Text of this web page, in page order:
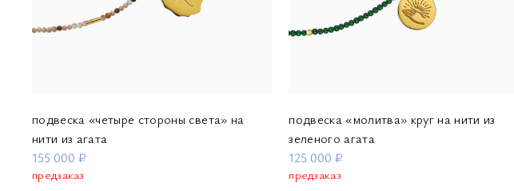
подвеска «четыре стороны света» на
нити из агата
155 000 ₽
предзаказ
подвеска «молитва» круг на нити из
зеленого агата
125 000 ₽
предзаказ